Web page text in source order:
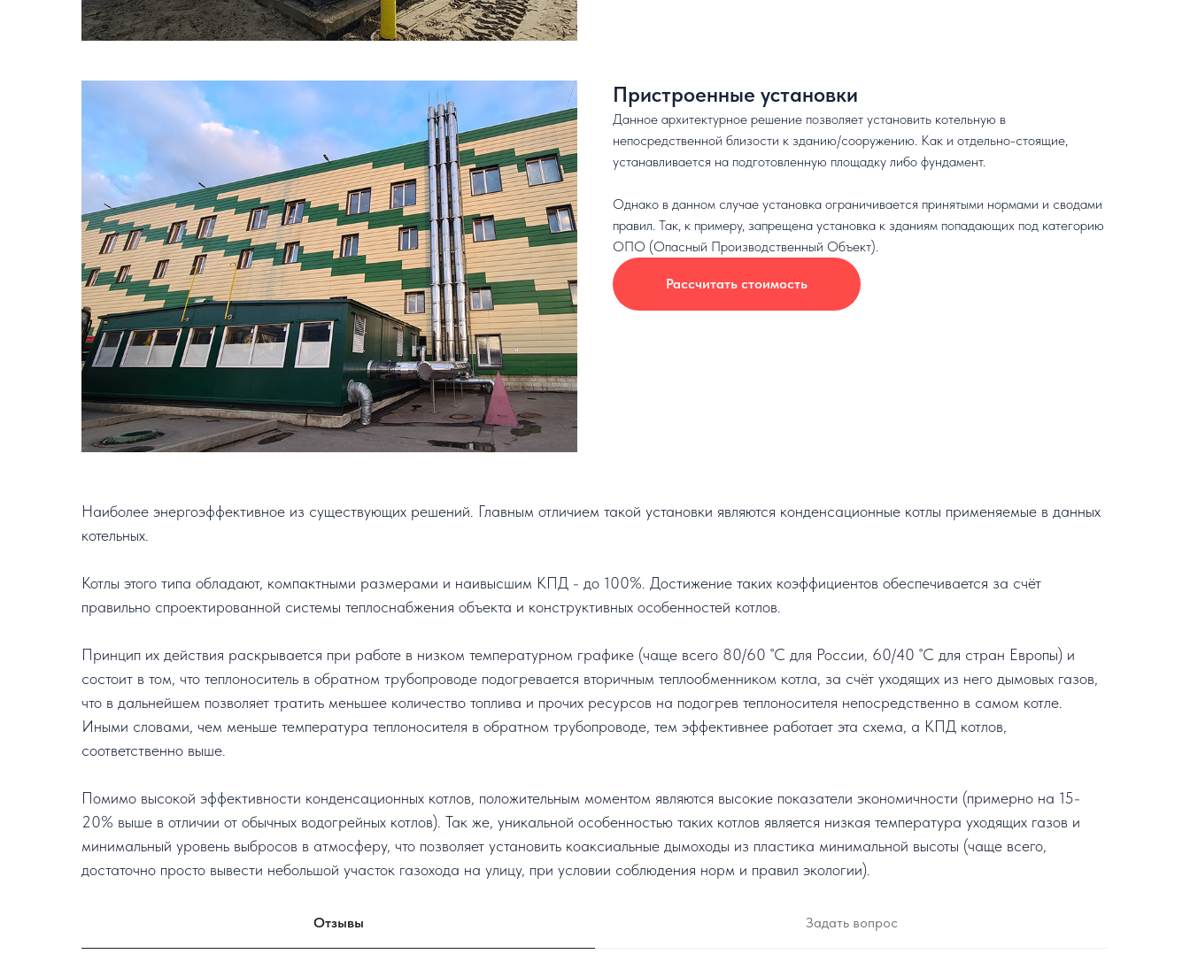
Пристроенные установки
Данное архитектурное решение позволяет установить котельную в
непосредственной близости к зданию/сооружению. Как и отдельно-стоящие,
устанавливается на подготовленную площадку либо фундамент.
Однако в данном случае установка ограничивается принятыми нормами и сводами
правил. Так, к примеру, запрещена установка к зданиям попадающих под категорию
ОПО (Опасный Производственный Объект).
Рассчитать стоимость
Наиболее энергоэффективное из существующих решений. Главным отличием такой установки являются конденсационные котлы применяемые в данных
котельных.
Котлы этого типа обладают, компактными размерами и наивысшим КПД - до 100%. Достижение таких коэффициентов обеспечивается за счёт
правильно спроектированной системы теплоснабжения объекта и конструктивных особенностей котлов.
Принцип их действия раскрывается при работе в низком температурном графике (чаще всего 80/60 ˚С для России, 60/40 ˚С для стран Европы) и
состоит в том, что теплоноситель в обратном трубопроводе подогревается вторичным теплообменником котла, за счёт уходящих из него дымовых газов,
что в дальнейшем позволяет тратить меньшее количество топлива и прочих ресурсов на подогрев теплоносителя непосредственно в самом котле.
Иными словами, чем меньше температура теплоносителя в обратном трубопроводе, тем эффективнее работает эта схема, а КПД котлов,
соответственно выше.
Помимо высокой эффективности конденсационных котлов, положительным моментом являются высокие показатели экономичности (примерно на 15-
20% выше в отличии от обычных водогрейных котлов). Так же, уникальной особенностью таких котлов является низкая температура уходящих газов и
минимальный уровень выбросов в атмосферу, что позволяет установить коаксиальные дымоходы из пластика минимальной высоты (чаще всего,
достаточно просто вывести небольшой участок газохода на улицу, при условии соблюдения норм и правил экологии).
Отзывы Задать вопрос